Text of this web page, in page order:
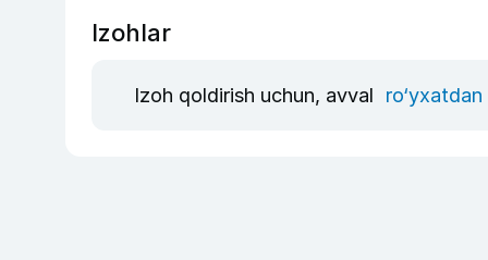
Izohlar
Izoh qoldirish uchun, avval ro‘yxatdan